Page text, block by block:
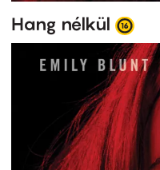
Hang nélkül